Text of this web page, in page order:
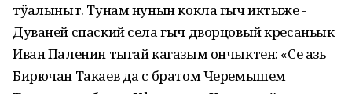
тӱҥалыныт. Тунам нунын кокла гыч иктыже -
Дуваней спаский села гыч дворцовый кресаньык
Иван Паленин тыгай кагазым ончыктен: «Се азь
Бирючан Такаев да с братом Черемышем